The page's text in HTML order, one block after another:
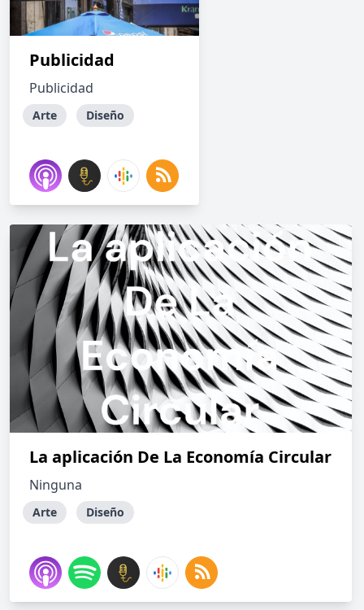
Publicidad
Publicidad
Arte Diseño
La aplicación De La Economía Circular
Ninguna
Arte Diseño